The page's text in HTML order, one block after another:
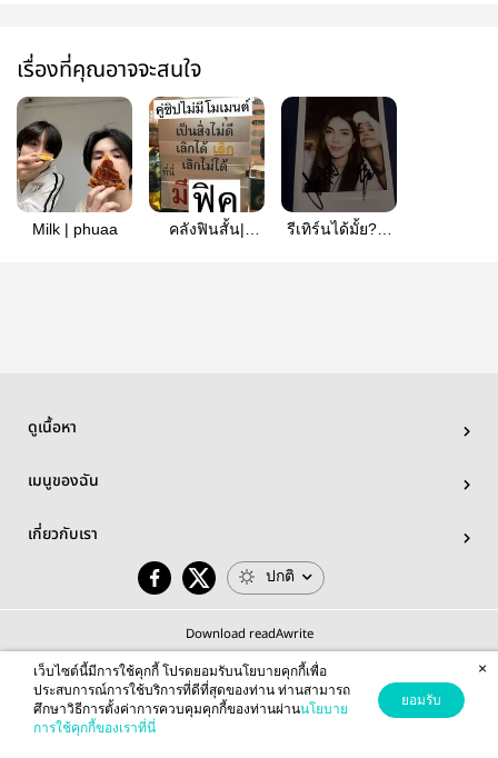
เรื่องที่คุณอาจจะสนใจ
Milk | phuaa
คลังฟินสั้น|
รีเทิร์นได้มั้ย?¹ ;
ดูเนื้อหา
เมนูของฉัน
เกี่ยวกับเรา
ปกติ
Download readAwrite
© 2026 readAwrite.com by MEB Corporation Public Company Limited
This site is protected by reCAPTCHA and the Google
เว็บไซต์นี้มีการใช้คุกกี้ โปรดยอมรับนโยบายคุกกี้เพื่อ
ประสบการณ์การใช้บริการที่ดีที่สุดของท่าน ท่านสามารถ
ศึกษาวิธีการตั้งค่าการควบคุมคุกกี้ของท่านผ่านนโยบาย
การใช้คุกกี้ของเราที่นี่
ยอมรับ
×